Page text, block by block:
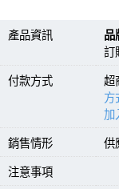
產品資訊 品
訂
付款方式 超
方
加
銷售情形 供
注意事項